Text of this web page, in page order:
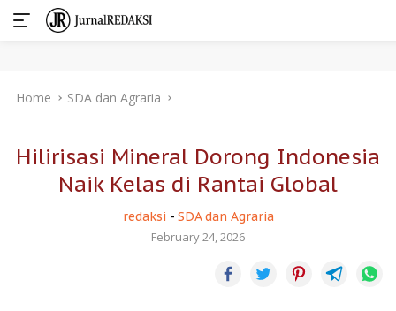
Home SDA dan Agraria
Hilirisasi Mineral Dorong Indonesia
Naik Kelas di Rantai Global
redaksi - SDA dan Agraria
February 24, 2026